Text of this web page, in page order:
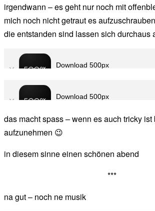
irgendwann – es geht nur noch mit
mich noch nicht getraut es
die entstanden sind lassen sich durchaus
das macht spass – wenn es auch tricky ist
aufzunehmen 😉
in diesem sinne einen schönen abend
***
na gut – noch ne musik